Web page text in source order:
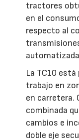
tractores
en el
respecto al
La TC10
trabajo en
en carretera.
combinada
cambios e
doble eje